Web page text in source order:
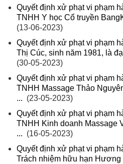
Quyết định xử phạt vi phạm
TNHH Y học Cổ truyền
(13-06-2023)
Quyết định xử phạt vi phạm
Thị Cúc, sinh năm 1981, là
(30-05-2023)
Quyết định xử phạt vi phạm
TNHH Massage Thảo
... (23-05-2023)
Quyết định xử phạt vi phạm
TNHH Kinh doanh Massage
... (16-05-2023)
Quyết định xử phạt vi phạm
Trách nhiệm hữu hạn Hương